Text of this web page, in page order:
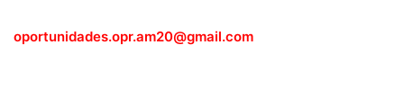
oportunidades.opr.am20@gmail.com